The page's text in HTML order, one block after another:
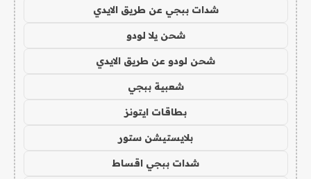
شدات ببجي عن طريق الايدي
شحن يلا لودو
شحن لودو عن طريق الايدي
شعبية ببجي
بطاقات ايتونز
بلايستيشن ستور
شدات ببجي اقساط